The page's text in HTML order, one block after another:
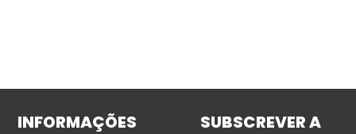
INFORMAÇÕES
SUBSCREVER A